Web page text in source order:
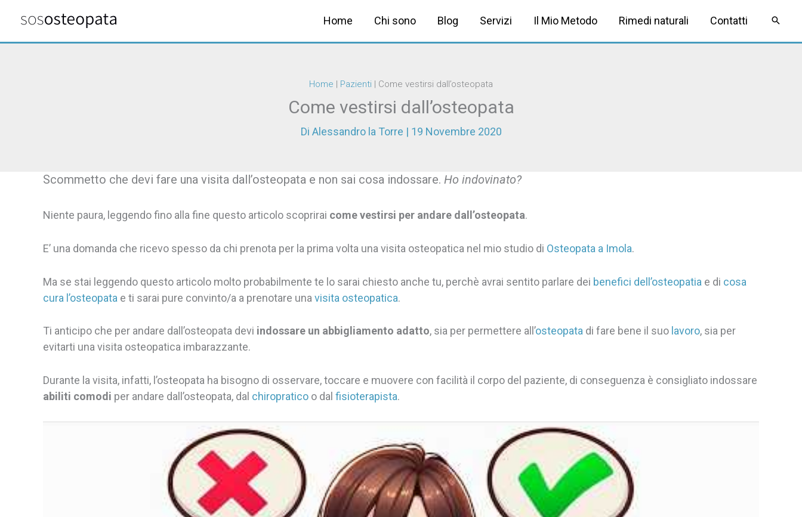
contenuto
Home Chi sono Blog Servizi Il Mio Metodo Rimedi naturali Contatti
Home | Pazienti | Come vestirsi dall’osteopata
Come vestirsi dall’osteopata
Di Alessandro la Torre | 19 Novembre 2020
Scommetto che devi fare una visita dall’osteopata e non sai cosa indossare. Ho indovinato?
Niente paura, leggendo fino alla fine questo articolo scoprirai come vestirsi per andare dall’osteopata.
E’ una domanda che ricevo spesso da chi prenota per la prima volta una visita osteopatica nel mio studio di Osteopata a Imola.
Ma se stai leggendo questo articolo molto probabilmente te lo sarai chiesto anche tu, perchè avrai sentito parlare dei benefici dell’osteopatia e di cosa
cura l’osteopata e ti sarai pure convinto/a a prenotare una visita osteopatica.
Ti anticipo che per andare dall’osteopata devi indossare un abbigliamento adatto, sia per permettere all’osteopata di fare bene il suo lavoro, sia per
evitarti una visita osteopatica imbarazzante.
Durante la visita, infatti, l’osteopata ha bisogno di osservare, toccare e muovere con facilità il corpo del paziente, di conseguenza è consigliato indossare
abiliti comodi per andare dall’osteopata, dal chiropratico o dal fisioterapista.